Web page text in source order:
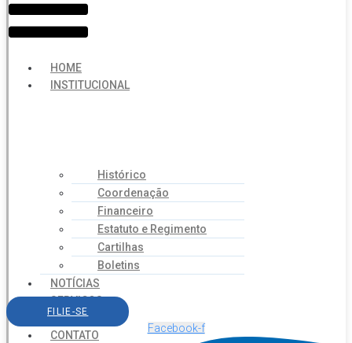
HOME
INSTITUCIONAL
Histórico
Coordenação
Financeiro
Estatuto e Regimento
Cartilhas
Boletins
NOTÍCIAS
SERVIÇOS
AGENDA
CONTATO
FILIE-SE
Facebook-f